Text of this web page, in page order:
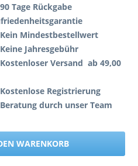
90 Tage Rückgabe
Kein Mindestbestellwert
Keine Jahresgebühr
Kostenloser Versand ab 49,00
Kostenlose Registrierung
Beratung durch unser Team
WARENKORB